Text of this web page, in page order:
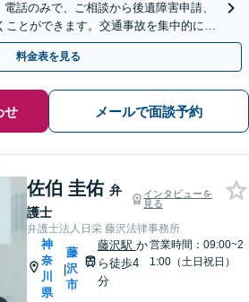
電話のみで、ご相談から後遺障害申請、
ことができます。交通事故を集中的に取
サポート！
料金表を見る
せ メールで面談予約
佐伯 圭佑 弁
護士
インタビューを
見る
弁護士法人日栄 藤沢法律事務所
神
奈
川
県
|
藤
沢
市
藤沢駅 か
ら徒歩4
分
営業時間：09:00~2
1:00（土日祝日）